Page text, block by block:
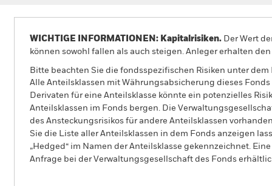
WICHTIGE INFORMATIONEN: Kapitalrisiken. Der Wert
können sowohl fallen als auch steigen. Anleger erhalten
Bitte beachten Sie die fondsspezifischen Risiken unter dem
Alle Anteilsklassen mit Währungsabsicherung dieses
Derivaten für eine Anteilsklasse könnte ein potenzielles
Anteilsklassen im Fonds bergen. Die
des Ansteckungsrisikos für andere Anteilsklassen
Sie die Liste aller Anteilsklassen in dem Fonds anzeigen
„Hedged“ im Namen der Anteilsklasse gekennzeichnet.
Anfrage bei der Verwaltungsgesellschaft des Fonds